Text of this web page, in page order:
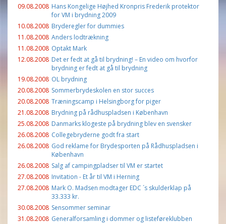
09.08.2008 Hans Kongelige Højhed Kronpris Frederik protektor
for VM i brydning 2009
10.08.2008 Bryderegler for dummies
11.08.2008 Anders lodtrækning
11.08.2008 Optakt Mark
12.08.2008 Det er fedt at gå til brydning! – En video om hvorfor
brydning er fedt at gå til brydning
19.08.2008 OL brydning
20.08.2008 Sommerbrydeskolen en stor succes
20.08.2008 Træningscamp i Helsingborg for piger
21.08.2008 Brydning på rådhuspladsen i København
25.08.2008 Danmarks klogeste på brydning blev en svensker
26.08.2008 Collegebryderne godt fra start
26.08.2008 God reklame for Brydesporten på Rådhuspladsen i
København
26.08.2008 Salg af campingpladser til VM er startet
27.08.2008 Invitation - Et år til VM i Herning
27.08.2008 Mark O. Madsen modtager EDC ´s skulderklap på
33.333 kr.
30.08.2008 Sensommer seminar
31.08.2008 Generalforsamling i dommer og listeføreklubben